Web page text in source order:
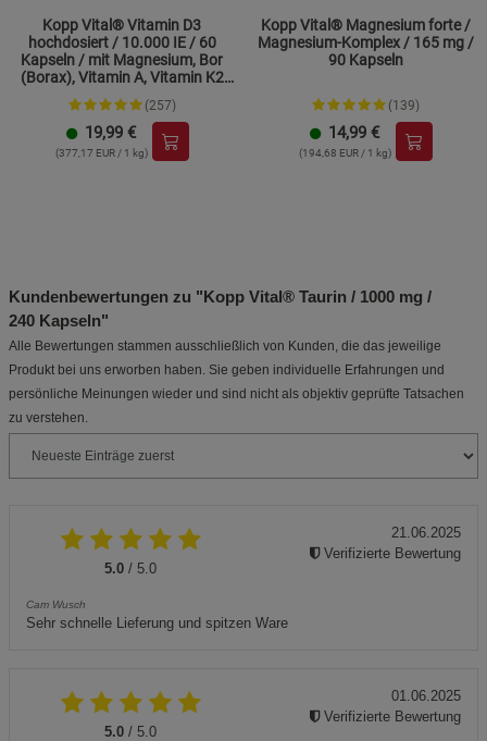
Kopp Vital® Vitamin D3
hochdosiert / 10.000 IE / 60
Kapseln / mit Magnesium, Bor
(Borax), Vitamin A, Vitamin K2
und Zink
(257)
19,99 €
(377,17 EUR / 1 kg)
Kopp Vital® Magnesium forte /
Magnesium-Komplex / 165 mg /
90 Kapseln
(139)
14,99 €
(194,68 EUR / 1 kg)
Kundenbewertungen zu "Kopp Vital® Taurin / 1000 mg /
240 Kapseln"
Alle Bewertungen stammen ausschließlich von Kunden, die das jeweilige
Produkt bei uns erworben haben. Sie geben individuelle Erfahrungen und
persönliche Meinungen wieder und sind nicht als objektiv geprüfte Tatsachen
zu verstehen.
5.0 / 5.0
Cam Wusch
Sehr schnelle Lieferung und spitzen Ware
21.06.2025
Verifizierte Bewertung
5.0 / 5.0
01.06.2025
Verifizierte Bewertung